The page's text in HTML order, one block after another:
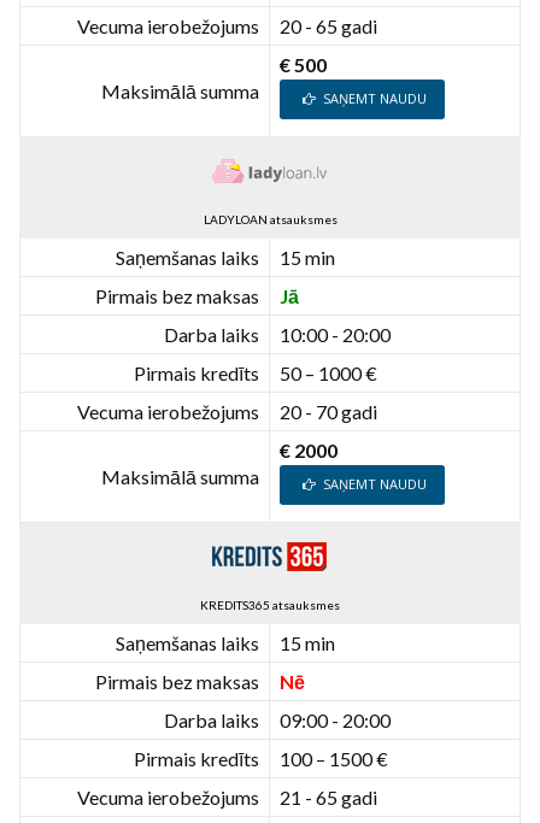
Vecuma ierobežojums
20 - 65 gadi
Maksimālā summa
€ 500
SAŅEMT NAUDU
LADYLOAN atsauksmes
Saņemšanas laiks
15 min
Pirmais bez maksas
Jā
Darba laiks
10:00 - 20:00
Pirmais kredīts
50 – 1000 €
Vecuma ierobežojums
20 - 70 gadi
Maksimālā summa
€ 2000
SAŅEMT NAUDU
KREDITS365 atsauksmes
Saņemšanas laiks
15 min
Pirmais bez maksas
Nē
Darba laiks
09:00 - 20:00
Pirmais kredīts
100 – 1500 €
Vecuma ierobežojums
21 - 65 gadi